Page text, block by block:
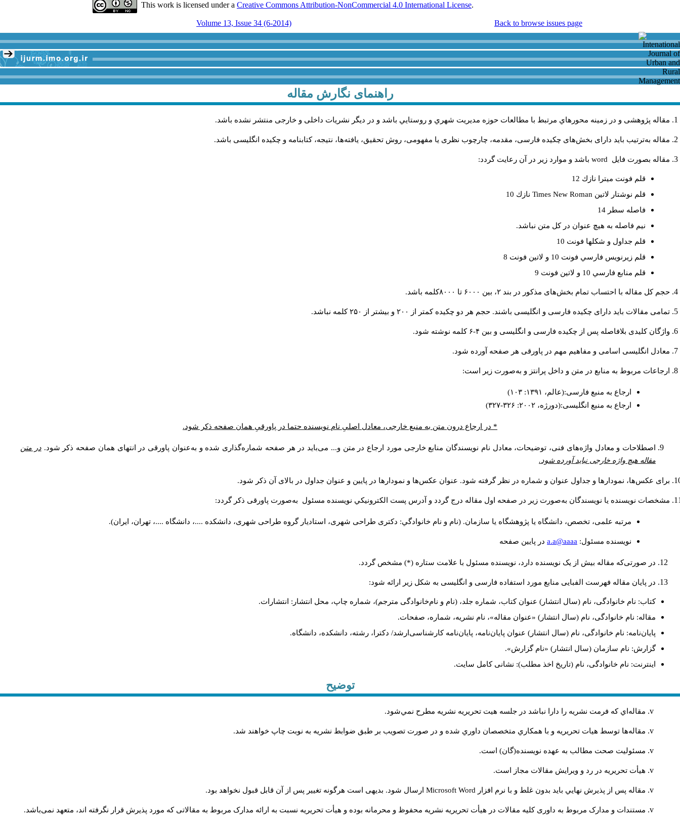
This work is licensed under a Creative Commons Attribution-NonCommercial 4.0 International License.
Volume 13, Issue 34 (6-2014) Back to browse issues page
راهنمای نگارش مقاله
مقاله پژوهشی و در زمینه محورهاي مرتبط با مطالعات حوزه مديريت شهري و روستايي باشد و در دیگر نشریات داخلی و خارجی منتشر نشده باشد.
مقاله به‌ترتیب باید دارای بخش‌های چکیده فارسی، مقدمه، چارچوب نظری یا مفهومی، روش تحقیق، یافته‌ها، نتیجه، کتابنامه و چکیده انگلیسی باشد.
مقاله بصورت فايل word باشد و موارد زير در آن رعايت گردد:
قلم فونت ميترا نازك 12
قلم نوشتار لاتين Times New Roman نازك 10
فاصله سطر 14
نيم فاصله به هيچ عنوان در كل متن نباشد.
قلم جداول و شكلها فونت 10
قلم زيرنويس فارسي فونت 10 و لاتين فونت 8
قلم منابع فارسي 10 و لاتين فونت 9
حجم کل مقاله با احتساب تمام بخش‌های مذکور در بند ۲، بین ۶۰۰۰ تا ۸۰۰۰کلمه باشد.
تمامی مقالات باید دارای چکیده فارسی و انگلیسی باشند. حجم هر دو چکیده کمتر از ۲۰۰ و بیشتر از ۲۵۰ کلمه نباشد.
واژگان کلیدی بلافاصله پس از چکیده فارسی و انگلیسی و بین ۴-۶ کلمه نوشته شود.
معادل انگلیسی اسامی و مفاهیم مهم در پاورقی هر صفحه آورده شود.
ارجاعات مربوط به منابع در متن و داخل پرانتز و به‌صورت زیر است:
ارجاع به منبع فارسی:(عالم، ۱۳۹۱: ۱۰۳)
ارجاع به منبع انگلیسی:(دورژه، ۲۰۰۲: ۳۲۶-۳۲۷)
* در ارجاع درون متن به منبع خارجی، معادل اصلیِ نام نویسنده حتما در پاورقیِ همان صفحه ذکر شود.
اصطلاحات و معادل واژه‌های فنی، توضیحات، معادل نام نویسندگان منابع خارجی مورد ارجاع در متن و... می‌باید در هر صفحه شماره‌گذاری شده و به‌عنوان پاورقی در انتهای همان صفحه ذکر شود. در متن
مقاله هیچ واژه خارجی نباید آورده شود.
برای عکس‌ها، نمودارها و جداول عنوان و شماره در نظر گرفته شود. عنوان عکس‌ها و نمودارها در پایین و عنوان جداول در بالای آن ذکر شود.
مشخصات نویسنده یا نویسندگان به‌صورت زیر در صفحه اول مقاله درج گردد و آدرس پست الكترونيكي نويسنده مسئول به‌صورت پاورقی ذکر گردد:
مرتبه علمی، تخصص، دانشگاه یا پژوهشگاه یا سازمان. (نام و نام خانوادگي: دکتری طراحی شهری، استادیار گروه طراحی شهری، دانشکده ....، دانشگاه ....، تهران، ایران).
نويسنده مسئول: a.a@aaaa در پايين صفحه
در صورتی‌که مقاله بیش از یک نویسنده دارد، نویسنده مسئول با علامت ستاره (*) مشخص گردد.
در پایان مقاله فهرست الفبایی منابع مورد استفاده فارسی و انگلیسی به شکل زیر ارائه شود:
کتاب: نام خانوادگی، نام (سال انتشار) عنوان کتاب، شماره جلد، (نام و نام‌خانوادگی مترجم)، شماره چاپ، محل انتشار: انتشارات.
مقاله: نام خانوادگی، نام (سال انتشار) «عنوان مقاله»، نام نشریه، شماره، صفحات.
پایان‌نامه: نام خانوادگی، نام (سال انتشار) عنوان پایان‌نامه، پایان‌نامه کارشناسی‌ارشد/ دکترا، رشته، دانشکده، دانشگاه.
گزارش: نام سازمان (سال انتشار) «نام گزارش».
اینترنت: نام خانوادگی، نام (تاریخ اخذ مطلب): نشانی کامل سایت.
توضیح
مقاله‌اي كه فرمت نشريه را دارا نباشد در جلسه هيت تحريريه نشريه مطرح نمي‌شود.
مقاله‌ها توسط هیات تحريريه و با همکاري متخصصان داوري شده و در صورت تصويب بر طبق ضوابط نشريه به نوبت چاپ خواهند شد.
مسئوليت صحت مطالب به عهده نويسنده(گان) است.
هيأت تحريريه در رد و ويرايش مقالات مجاز است.
مقاله پس از پذيرش نهايي باید بدون غلط و با نرم افزار Microsoft Word ارسال شود. بدیهی است هرگونه تغییر پس از آن قابل قبول نخواهد بود.
مستندات و مدارک مربوط به داوری کلیه مقالات در هیأت تحریریه نشریه محفوظ و محرمانه بوده و هیأت تحریریه نسبت به ارائه مدارک مربوط به مقالاتی که مورد پذیرش قرار نگرفته اند، متعهد نمی‌باشد.